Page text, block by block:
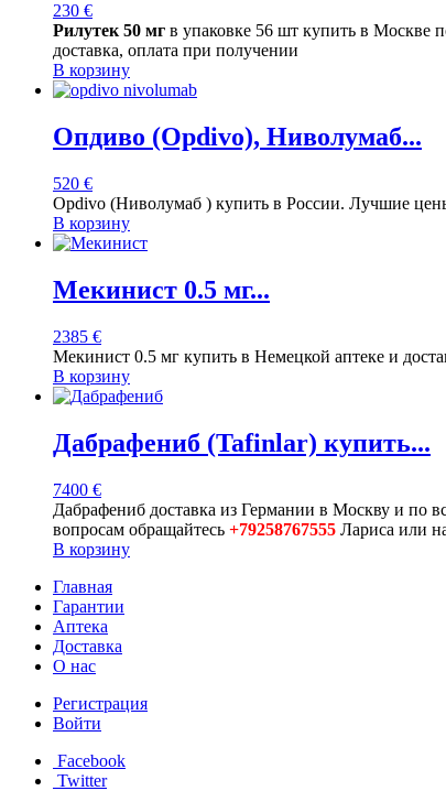
230 €
Рилутек 50 мг в упаковке 56 шт купить в Москве
доставка, оплата при получении
В корзину
Опдиво (Opdivo), Ниволумаб...
520 €
Opdivo (Ниволумаб ) купить в России. Лучшие
В корзину
Мекинист 0.5 мг...
2385 €
Мекинист 0.5 мг купить в Немецкой аптеке и
В корзину
Дабрафениб (Tafinlar) купить...
7400 €
Дабрафениб доставка из Германии в Москву и по
вопросам обращайтесь +79258767555 Лариса или
В корзину
Главная
Гарантии
Аптека
Доставка
О нас
Регистрация
Войти
Facebook
Twitter